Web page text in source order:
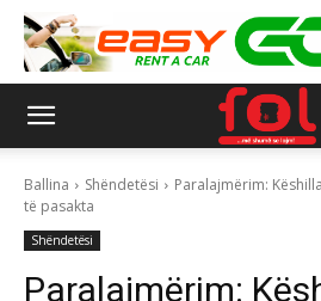
Ballina Shëndetësi
Paralajmërim:
të pasakta
Shëndetësi
Paralajmërim: